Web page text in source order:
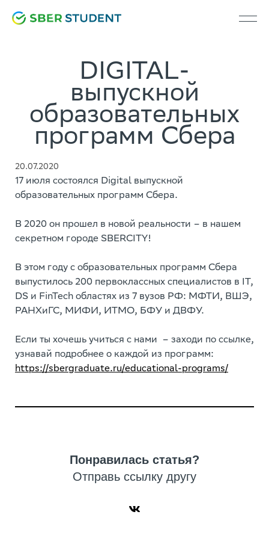
DIGITAL-
выпускной
образовательных
программ Сбера
20.07.2020
17 июля состоялся Digital выпускной
образовательных программ Сбера.
В 2020 он прошел в новой реальности – в нашем
секретном городе SBERCITY!
В этом году с образовательных программ Сбера
выпустилось 200 первоклассных специалистов в IT,
DS и FinTech областях из 7 вузов РФ: МФТИ, ВШЭ,
РАНХиГС, МИФИ, ИТМО, БФУ и ДВФУ.
Если ты хочешь учиться с нами – заходи по ссылке,
узнавай подробнее о каждой из программ:
https://sbergraduate.ru/educational-programs/
Понравилась статья?
Отправь ссылку другу